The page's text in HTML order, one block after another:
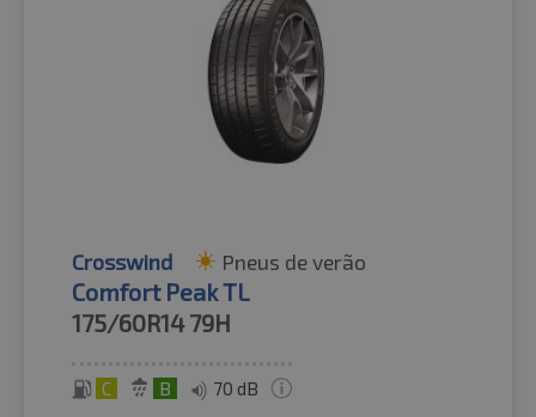
Crosswind Pneus de verão
Comfort Peak TL
175/60R14 79H
C B 70 dB